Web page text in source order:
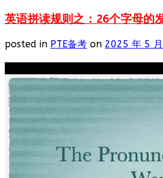
英语拼读规则之：26个字母的
posted in PTE备考 on 2025 年 5